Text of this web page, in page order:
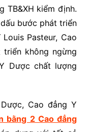
TB&XH kiểm định.
bước phát triển
Pasteur, Cao
triển không ngừng
Dược chất lượng
Cao đẳng Y
bằng 2 Cao đẳng